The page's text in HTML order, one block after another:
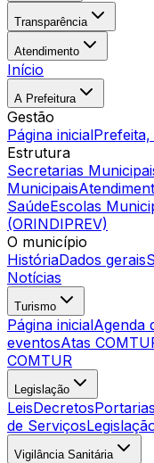
Transparência
Atendimento
Início
A Prefeitura
Gestão
Página inicialPrefeita,
Estrutura
Secretarias
Municipais
SaúdeEscolas
(ORINDIPREV)
O município
HistóriaDados gerais
Notícias
Turismo
Página inicialAgenda
eventosAtas
COMTUR
Legislação
LeisDecretosPortarias
de Serviços
Vigilância Sanitária